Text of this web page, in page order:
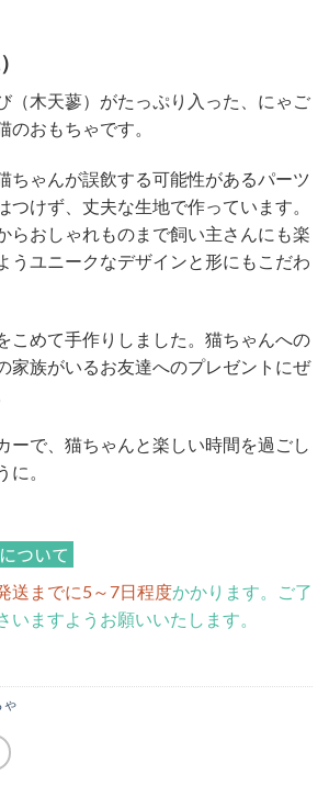
（木天蓼）がたっぷり入った、にゃご
のおもちゃです。
ちゃんが誤飲する可能性があるパーツ
つけず、丈夫な生地で作っています。
らおしゃれものまで飼い主さんにも楽
うユニークなデザインと形にもこだわ
こめて手作りしました。猫ちゃんへの
家族がいるお友達へのプレゼントにぜ
ーで、猫ちゃんと楽しい時間を過ごし
。
ついて
送までに5～7日程度かかります。ご了
いますようお願いいたします。